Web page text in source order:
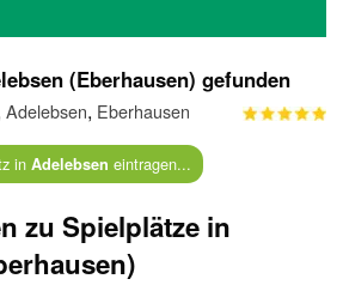
(Eberhausen) gefunden
Adelebsen, Eberhausen
in Adelebsen eintragen...
zu Spielplätze in